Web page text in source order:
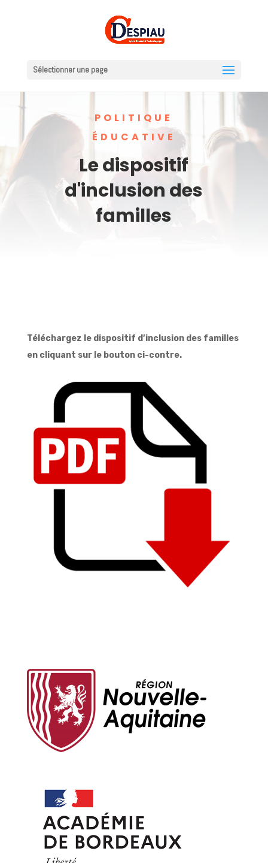
Sélectionner une page
POLITIQUE
ÉDUCATIVE
Le dispositif
d'inclusion des
familles
Téléchargez le dispositif d’inclusion des familles
en cliquant sur le bouton ci-contre.